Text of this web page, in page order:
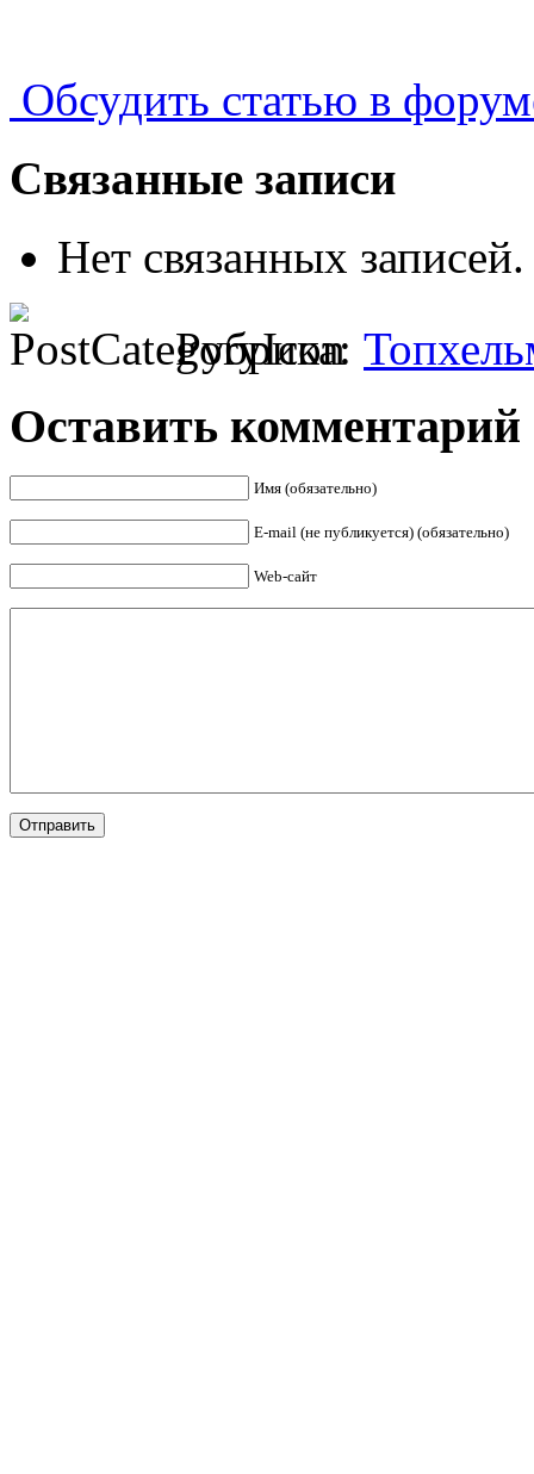
Обсудить статью в
Связанные записи
Нет связанных записей.
Рубрика:
Оставить комментарий
Имя (обязательно)
E-mail (не публикуется) (обязательно)
Web-сайт
Отправить